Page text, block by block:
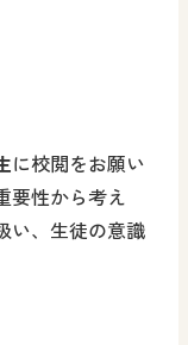
に校閲をお願い
要性から考え
い、生徒の意識